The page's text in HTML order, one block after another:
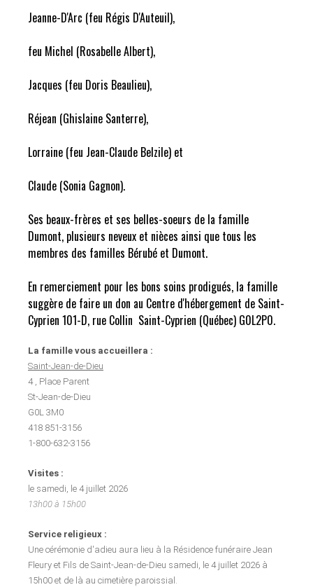
Jeanne-D'Arc (feu Régis D'Auteuil),
feu Michel (Rosabelle Albert),
Jacques (feu Doris Beaulieu),
Réjean (Ghislaine Santerre),
Lorraine (feu Jean-Claude Belzile) et
Claude (Sonia Gagnon).
Ses beaux-frères et ses belles-soeurs de la famille
Dumont, plusieurs neveux et nièces ainsi que tous les
membres des familles Bérubé et Dumont.
En remerciement pour les bons soins prodigués, la famille
suggère de faire un don au Centre d'hébergement de Saint-
Cyprien 101-D, rue Collin Saint-Cyprien (Québec) G0L2P0.
La famille vous accueillera :
Saint-Jean-de-Dieu
4 , Place Parent
St-Jean-de-Dieu
G0L 3M0
418 851-3156
1-800-632-3156
Visites :
le samedi, le 4 juillet 2026
13h00 à 15h00
Service religieux :
Une cérémonie d'adieu aura lieu à la Résidence funéraire Jean
Fleury et Fils de Saint-Jean-de-Dieu samedi, le 4 juillet 2026 à
15h00 et de là au cimetière paroissial.